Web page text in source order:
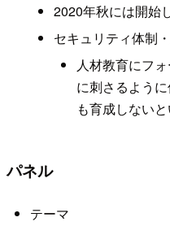
2020年秋には開始
セキュリティ体制
人材教育にフ
に刺さるよう
も育成しない
パネル
テーマ